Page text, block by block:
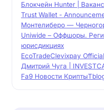
Блокчейн Hunter |
Trust Wallet -
Монтелиберо —
Uniwide – Оффшоры.
юрисдикциях
EcoTradeClevixpay Official
Дмитрий Чуга |
Fa9 Новости Крипты